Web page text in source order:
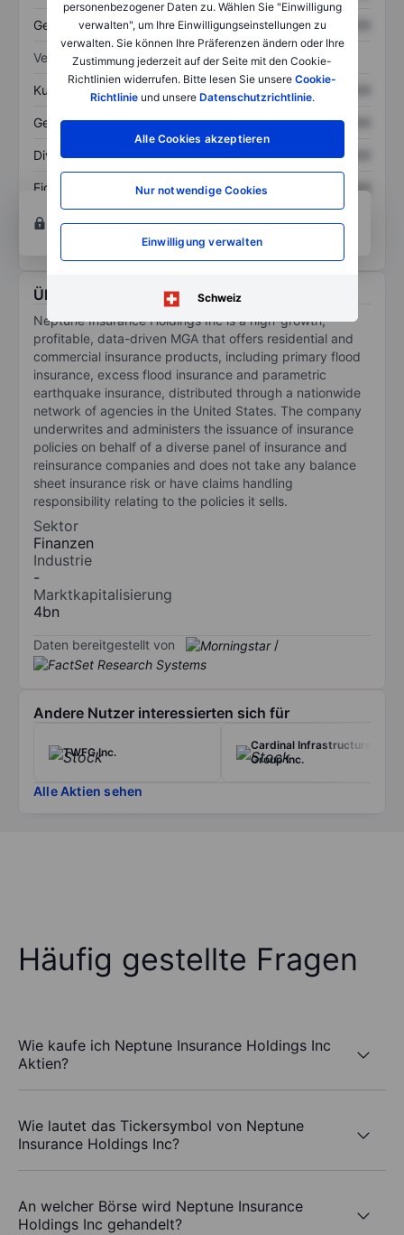
personenbezogener Daten zu. Wählen Sie "Einwilligung
verwalten", um Ihre Einwilligungseinstellungen zu
verwalten. Sie können Ihre Präferenzen ändern oder Ihre
Zustimmung jederzeit auf der Seite mit den Cookie-
Richtlinien widerrufen. Bitte lesen Sie unsere Cookie-
Richtlinieund unsere Datenschutzrichtlinie.
Alle Cookies akzeptieren
Nur notwendige Cookies
Einwilligung verwalten
Schweiz
Gesamtschulden XXXXXXX XXXXXXX
Verhältnisse
Kurs/Umsatz XXXXXXX
Gewinn je Aktie XXXXXXX XXXXXXX
Dividende je Aktie XXXXXXX XXXXXXX
Eigenkapitalrendite XXXXXXX
XXXXXXX
Konto eröffnenum Zugriff auf mehr Diagramm-
und Analyse-Tools zu erhalten.
Über Neptune Insurance Holdings Inc
Neptune Insurance Holdings Inc is a high-growth,
profitable, data-driven MGA that offers residential and
commercial insurance products, including primary flood
insurance, excess flood insurance and parametric
earthquake insurance, distributed through a nationwide
network of agencies in the United States. The company
underwrites and administers the issuance of insurance
policies on behalf of a diverse panel of insurance and
reinsurance companies and does not take any balance
sheet insurance risk or have claims handling
responsibility relating to the policies it sells.
Sektor
Finanzen
Industrie
-
Marktkapitalisierung
4bn
Daten bereitgestellt von /
Andere Nutzer interessierten sich für
TWFG Inc.
Cardinal Infrastructure
Group Inc.
Alle Aktien sehen
Häufig gestellte Fragen
Wie kaufe ich Neptune Insurance Holdings Inc
Aktien?
Wie lautet das Tickersymbol von Neptune
Insurance Holdings Inc?
An welcher Börse wird Neptune Insurance
Holdings Inc gehandelt?